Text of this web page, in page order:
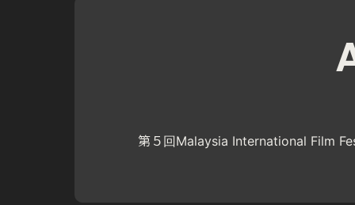
第５回Malaysia International Film